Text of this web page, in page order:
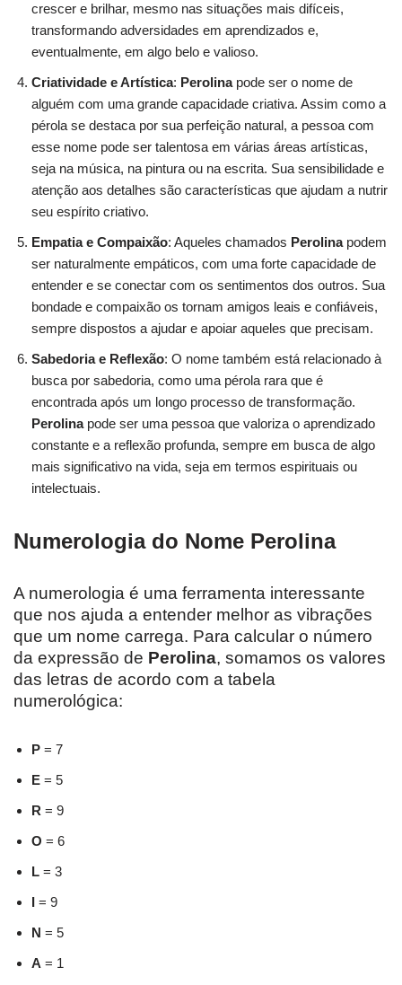
crescer e brilhar, mesmo nas situações mais difíceis,
transformando adversidades em aprendizados e,
eventualmente, em algo belo e valioso.
Criatividade e Artística: Perolinapode ser o nome de
alguém com uma grande capacidade criativa. Assim como a
pérola se destaca por sua perfeição natural, a pessoa com
esse nome pode ser talentosa em várias áreas artísticas,
seja na música, na pintura ou na escrita. Sua sensibilidade e
atenção aos detalhes são características que ajudam a nutrir
seu espírito criativo.
Empatia e Compaixão: Aqueles chamados Perolinapodem
ser naturalmente empáticos, com uma forte capacidade de
entender e se conectar com os sentimentos dos outros. Sua
bondade e compaixão os tornam amigos leais e confiáveis,
sempre dispostos a ajudar e apoiar aqueles que precisam.
Sabedoria e Reflexão: O nome também está relacionado à
busca por sabedoria, como uma pérola rara que é
encontrada após um longo processo de transformação.
Perolinapode ser uma pessoa que valoriza o aprendizado
constante e a reflexão profunda, sempre em busca de algo
mais significativo na vida, seja em termos espirituais ou
intelectuais.
Numerologia do Nome Perolina
A numerologia é uma ferramenta interessante
que nos ajuda a entender melhor as vibrações
que um nome carrega. Para calcular o número
da expressão de Perolina, somamos os valores
das letras de acordo com a tabela
numerológica:
P = 7
E = 5
R = 9
O = 6
L = 3
I = 9
N = 5
A = 1